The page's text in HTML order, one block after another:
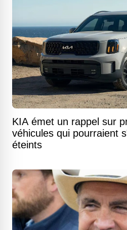
KIA émet un rappel sur
véhicules qui pourraient
éteints